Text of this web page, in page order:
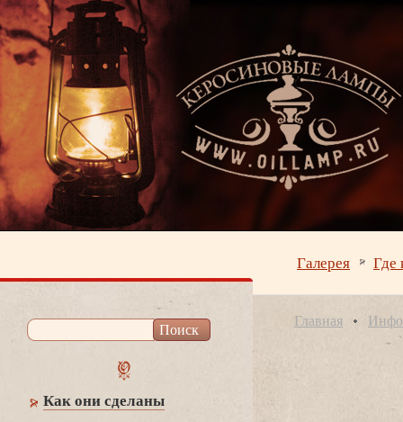
Галерея Где
Как они сделаны
Главная